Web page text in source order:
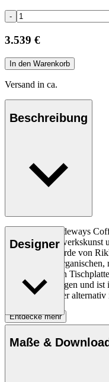
-
3.539 €
In den Warenkorb
Versand in ca.
Beschreibung
Der RF1905 Sideways
dänische
Ästhetik. Er wurde von
Teilen: einem
einer wendbaren
Messingbeschlägen und
aus Laminat oder
Entdecke mehr
Designer
Rikke Frost (geb. 1973) ist
und die Kombination
in ihrem Designportfolio
und ihrer Beleuchtung
Designkonzepte und
Maße &